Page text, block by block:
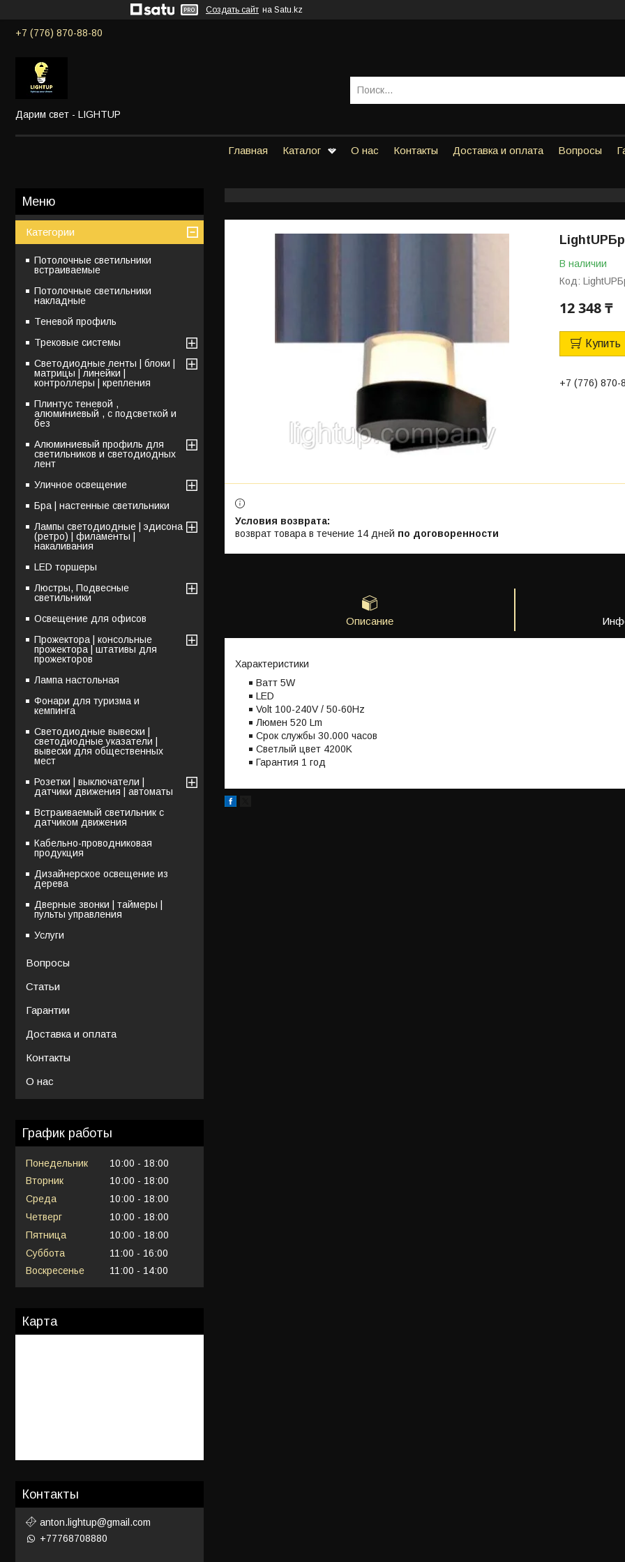
Создать сайт на Satu.kz
+7 (776) 870-88-80
Дарим свет - LIGHTUP
Главная Каталог О нас Контакты Доставка и оплата Вопросы
В наличии
Код:
12 348 ₸
Купить
+7 (776) 870-
возврат товара в течение 14 дней по договоренности
Описание
Характеристики
Bатт 5W
LED
Volt 100-240V / 50-60Hz
Люмен 520 Lm
Срок службы 30.000 часов
Светлый цвет 4200K
Гарантия 1 год
Категории
Потолочные светильники
встраиваемые
Потолочные светильники
накладные
Теневой профиль
Трековые системы
Светодиодные ленты | блоки |
матрицы | линейки |
контроллеры | крепления
Плинтус теневой ,
алюминиевый , с подсветкой и
без
Алюминиевый профиль для
светильников и светодиодных
лент
Уличное освещение
Бра | настенные светильники
Лампы светодиодные | эдисона
(ретро) | филаменты |
накаливания
LED торшеры
Люстры, Подвесные
светильники
Освещение для офисов
Прожектора | консольные
прожектора | штативы для
прожекторов
Лампа настольная
Фонари для туризма и
кемпинга
Светодиодные вывески |
светодиодные указатели |
вывески для общественных
мест
Розетки | выключатели |
датчики движения | автоматы
Встраиваемый светильник с
датчиком движения
Кабельно-проводниковая
продукция
Дизайнерское освещение из
дерева
Дверные звонки | таймеры |
пульты управления
Услуги
Вопросы
Статьи
Гарантии
Доставка и оплата
Контакты
О нас
График работы
Понедельник 10:00
18:00
Вторник
10:00
18:00
Среда
10:00
18:00
Четверг
10:00
18:00
Пятница
10:00
18:00
Суббота
11:00
16:00
Воскресенье
11:00 14:00
Карта
Контакты
anton.lightup@gmail.com
+77768708880